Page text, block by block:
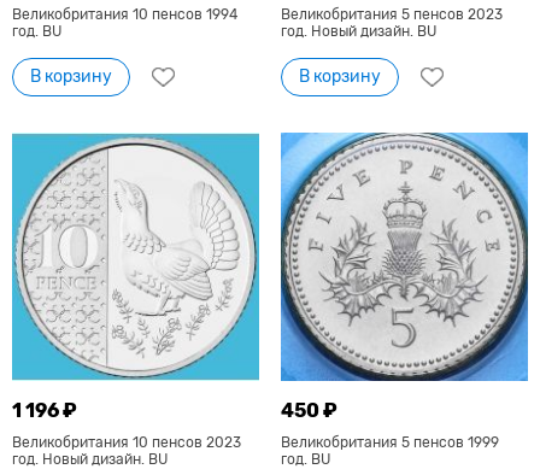
Великобритания 10 пенсов 1994
год. BU
В корзину
Великобритания 5 пенсов 2023
год. Новый дизайн. BU
В корзину
1 196 ₽
Великобритания 10 пенсов 2023
год. Новый дизайн. BU
450 ₽
Великобритания 5 пенсов 1999
год. BU